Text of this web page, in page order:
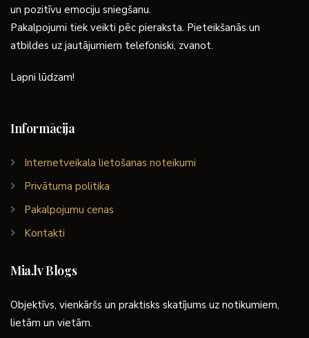
un pozitīvu emociju sniegšanu.
Pakalpojumi tiek veikti pēc pieraksta. Pieteikšanās un
atbildes uz jautājumiem telefoniski, zvanot.
Lapni lūdzam!
Informācija
Internetveikala lietošanas noteikumi
Privātuma politika
Pakalpojumu cenas
Kontakti
Mia.lv Blogs
Objektīvs, vienkāršs un praktisks skatījums uz notikumiem,
lietām un vietām.